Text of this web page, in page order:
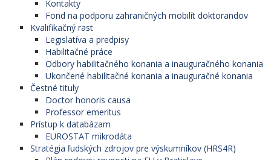
Kontakty
Fond na podporu zahraničných mobilít doktorandov
Kvalifikačný rast
Legislatíva a predpisy
Habilitačné práce
Odbory habilitačného konania a inauguračného konania
Ukončené habilitačné konania a inauguračné konania
Čestné tituly
Doctor honoris causa
Professor emeritus
Prístup k databázam
EUROSTAT mikrodáta
Stratégia ľudských zdrojov pre výskumníkov (HRS4R)